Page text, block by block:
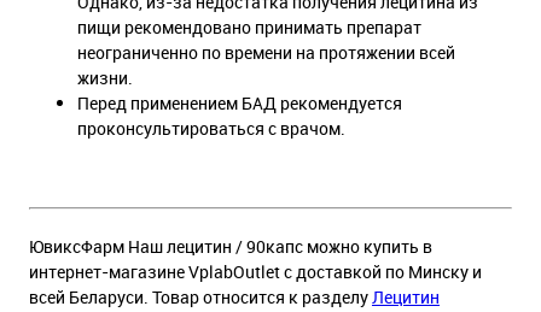
пищи рекомендовано принимать препарат
неограниченно по времени на протяжении всей
жизни.
Перед применением БАД рекомендуется
проконсультироваться с врачом.
ЮвиксФарм Наш лецитин / 90капс можно купить в
интернет-магазине VplabOutlet с доставкой по Минску и
всей Беларуси. Товар относится к разделу Лецитин